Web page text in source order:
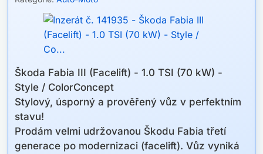
Škoda Fabia III (Facelift) - 1.0 TSI (70 kW) -
Style / ColorConcept
​Stylový, úsporný a prověřený vůz v perfektním
stavu!
​Prodám velmi udržovanou Škodu Fabia třetí
generace po modernizaci (facelift). Vůz vyniká